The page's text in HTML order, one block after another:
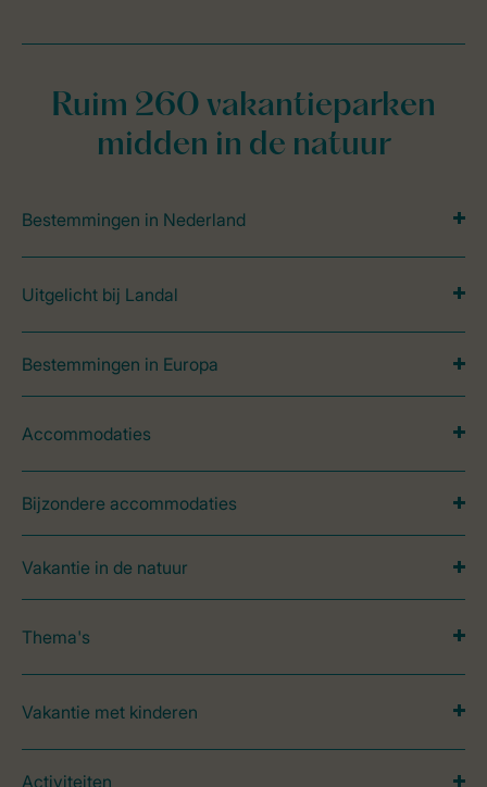
Ruim 260 vakantieparken
midden in de natuur
Bestemmingen in Nederland
Uitgelicht bij Landal
Bestemmingen in Europa
Accommodaties
Bijzondere accommodaties
Vakantie in de natuur
Thema's
Vakantie met kinderen
Activiteiten